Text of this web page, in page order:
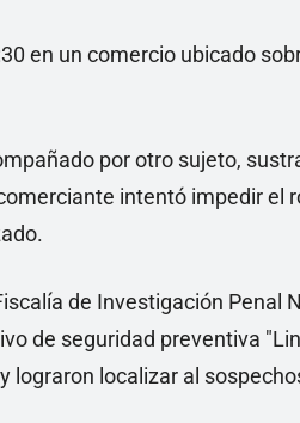
en un comercio ubicado
por otro sujeto,
intentó impedir el
de Investigación Penal
de seguridad preventiva
lograron localizar al